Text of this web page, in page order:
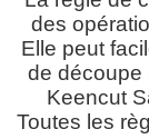
des
Elle peut
de découpe
Keencut
Toutes les